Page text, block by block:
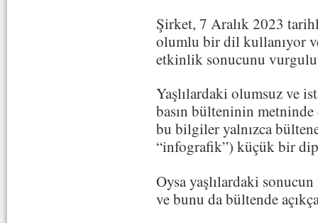
Şirket, 7 Aralık 2023
olumlu bir dil kullanıyor
etkinlik sonucunu
Yaşlılardaki olumsuz ve
basın bülteninin
bu bilgiler yalnızca
“infografik”) küçük bir
Oysa yaşlılardaki
ve bunu da bültende